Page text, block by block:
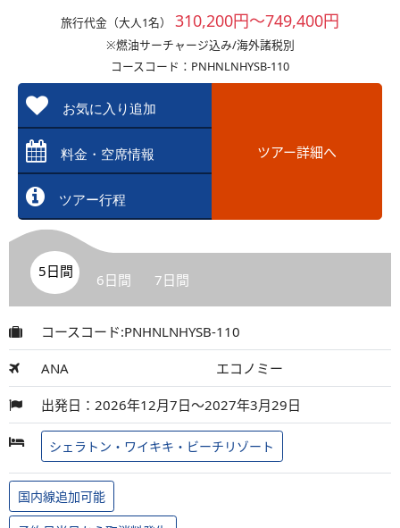
旅行代金（大人1名） 310,200円～749,400円
※燃油サーチャージ込み/海外諸税別
コースコード：PNHNLNHYSB-110
お気に入り追加
料金・空席情報
ツアー行程
ツアー詳細へ
5日間 6日間 7日間
コースコード:PNHNLNHYSB-110
ANA エコノミー
出発日：2026年12月7日～2027年3月29日
シェラトン・ワイキキ・ビーチリゾート
国内線追加可能